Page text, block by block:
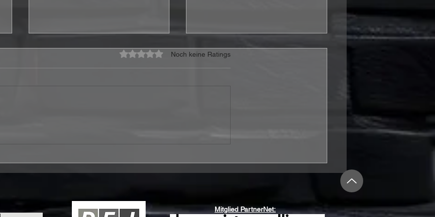
Cream Genius“ als Deluxe
Mit 0 von 5 Sternen bewertet.
Noch keine Ratings
Mitglied PartnerNet: